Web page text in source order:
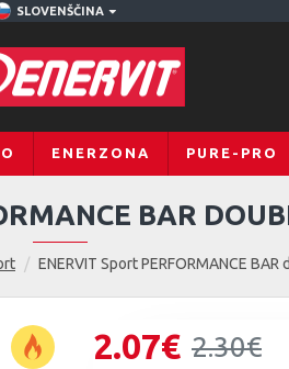
SLOVENŠČINA
ENERZONA PURE-PRO
ENERVIT Sport PERFORMANCE
BAR
2.07€ 2.30€